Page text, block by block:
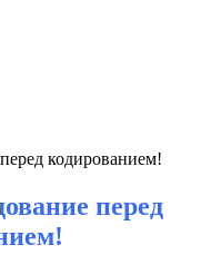
перед